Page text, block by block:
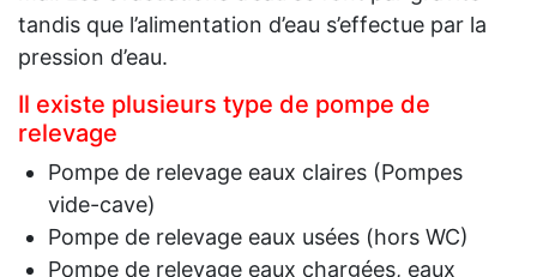
tandis que l’alimentation d’eau s’effectue par la
pression d’eau.
Il existe plusieurs type de pompe de
relevage
Pompe de relevage eaux claires (Pompes
vide-cave)
Pompe de relevage eaux usées (hors WC)
Pompe de relevage eaux chargées, eaux